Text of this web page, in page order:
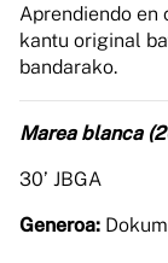
Aprendiendo en
kantu original
bandarako.
Marea blanca
30’ JBGA
Generoa: